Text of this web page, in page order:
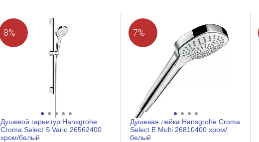
3
-8%
Душевой гарнитур Hansgrohe
Croma Select S Vario 26562400
хром/белый
-7%
Душевая лейка Hansgrohe Croma
Select E Multi 26810400 хром/
белый